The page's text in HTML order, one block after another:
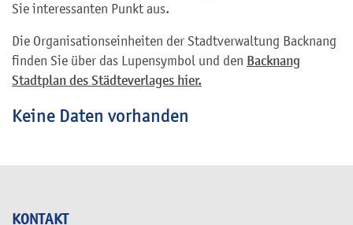
KONTAKT
Sie interessanten Punkt aus.
Die Organisationseinheiten der Stadtverwaltung Backnang
finden Sie über das Lupensymbol und den Backnang
Stadtplan des Städteverlages hier.
Keine Daten vorhanden